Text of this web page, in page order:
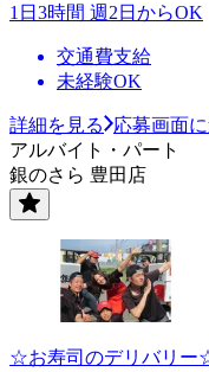
1日3時間 週2日からOK
交通費支給
未経験OK
詳細を見る
応募画面
アルバイト・パート
銀のさら 豊田店
☆お寿司のデリバリ